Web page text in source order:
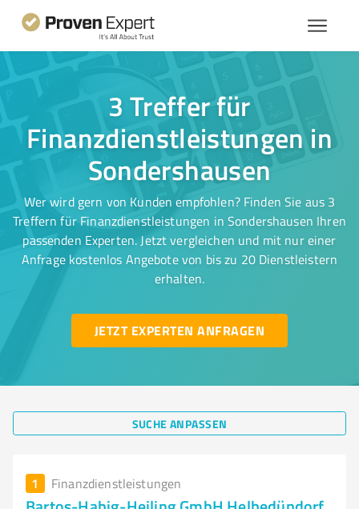
3 Treffer für
Finanzdienstleistungen in
Sondershausen
Wer wird gern von Kunden empfohlen? Finden Sie aus 3
Treffern für Finanzdienstleistungen in Sondershausen Ihren
passenden Experten. Jetzt vergleichen und mit nur einer
Anfrage kostenlos Angebote von bis zu 20 Dienstleistern
erhalten.
JETZT EXPERTEN ANFRAGEN
SUCHE ANPASSEN
1 Finanzdienstleistungen